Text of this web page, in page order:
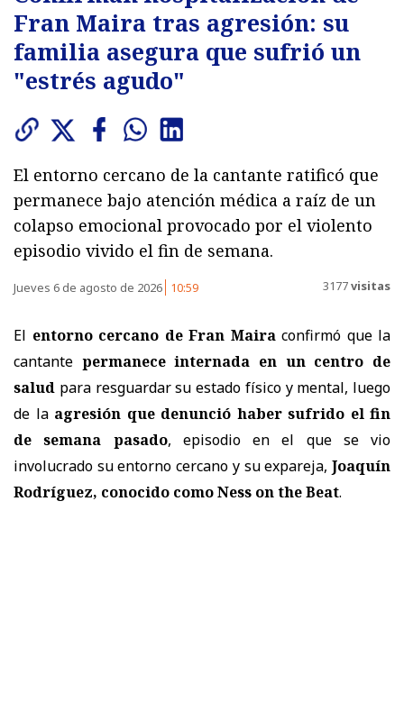
Fran Maira tras agresión: su
familia asegura que sufrió un
"estrés agudo"
El entorno cercano de la cantante ratificó que
permanece bajo atención médica a raíz de un
colapso emocional provocado por el violento
episodio vivido el fin de semana.
Jueves 6 de agosto de 2026 10:59 3177visitas
El entorno cercano de Fran Mairaconfirmó que la
cantante permanece internada en un centro de
salud para resguardar su estado físico y mental, luego
de la agresión que denunció haber sufrido el fin
de semana pasado, episodio en el que se vio
involucrado su entorno cercano y su expareja, Joaquín
Rodríguez, conocido como Ness on the Beat.